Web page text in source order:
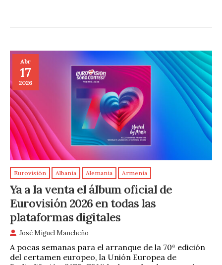
Abr
17
2026
Eurovisión Albania Alemania Armenia
Ya a la venta el álbum oficial de
Eurovisión 2026 en todas las
plataformas digitales
José Miguel Mancheño
A pocas semanas para el arranque de la 70ª edición
del certamen europeo, la Unión Europea de